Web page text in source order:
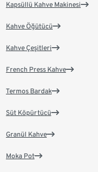
Kapsüllü Kahve Makinesi
Kahve Öğütücü
Kahve Çeşitleri
French Press Kahve
Termos Bardak
Süt Köpürtücü
Granül Kahve
Moka Pot